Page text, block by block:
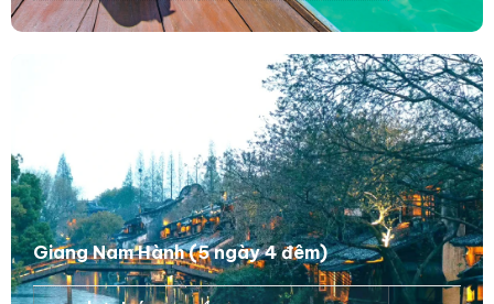
Giang Nam Hành (5 ngày 4 đêm)